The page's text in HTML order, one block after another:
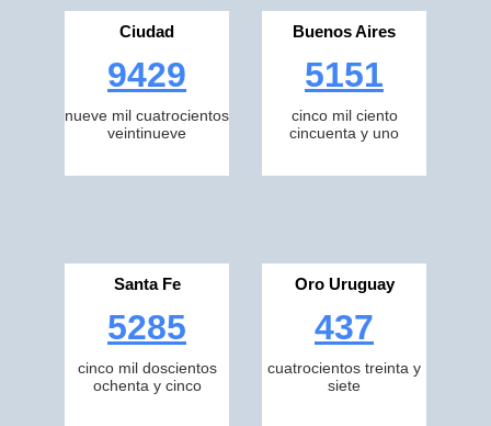
Ciudad
9429
nueve mil cuatrocientos
veintinueve
Buenos Aires
5151
cinco mil ciento
cincuenta y uno
Santa Fe
5285
cinco mil doscientos
ochenta y cinco
Oro Uruguay
437
cuatrocientos treinta y
siete